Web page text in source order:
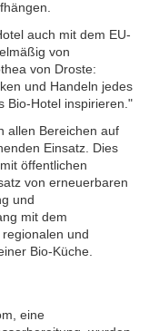
auch mit dem EU-
von
von Droste:
und Handeln jedes
Bio-Hotel inspirieren."
allen Bereichen auf
Einsatz. Dies
öffentlichen
von erneuerbaren
und
mit dem
und
Bio-Küche.
eine